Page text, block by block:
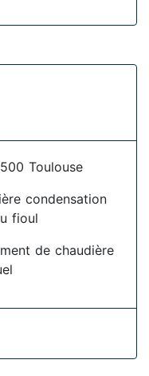
Toulouse
condensation
fioul
de chaudière